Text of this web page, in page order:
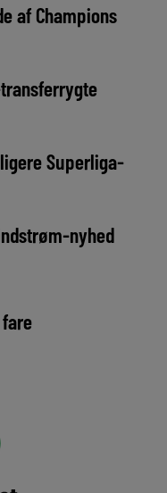
af Champions
Superliga-
nyhed